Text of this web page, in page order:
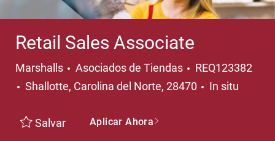
Retail Sales Associate
Marshalls Categoría
Asociados de Tiendas
REQ123382
Ubicación
Shallotte, Carolina del Norte, 28470 In situ
Salvar Aplicar Ahora